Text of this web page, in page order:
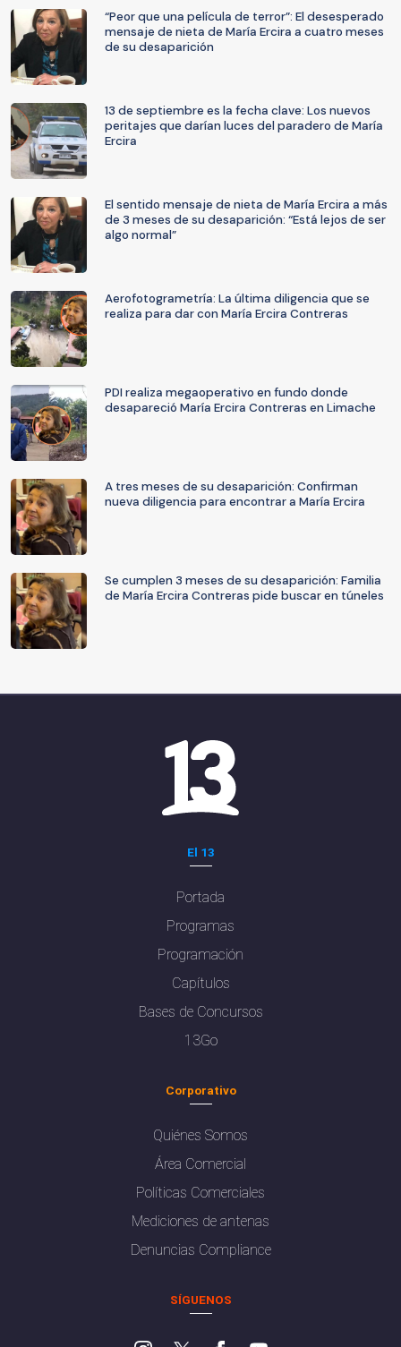
“Peor que una película de terror”: El desesperado
mensaje de nieta de María Ercira a cuatro meses
de su desaparición
13 de septiembre es la fecha clave: Los nuevos
peritajes que darían luces del paradero de María
Ercira
El sentido mensaje de nieta de María Ercira a más
de 3 meses de su desaparición: “Está lejos de ser
algo normal”
Aerofotogrametría: La última diligencia que se
realiza para dar con María Ercira Contreras
PDI realiza megaoperativo en fundo donde
desapareció María Ercira Contreras en Limache
A tres meses de su desaparición: Confirman
nueva diligencia para encontrar a María Ercira
Se cumplen 3 meses de su desaparición: Familia
de María Ercira Contreras pide buscar en túneles
El 13
Portada
Programas
Programación
Capítulos
Bases de Concursos
13Go
Corporativo
Quiénes Somos
Área Comercial
Políticas Comerciales
Mediciones de antenas
Denuncias Compliance
SÍGUENOS